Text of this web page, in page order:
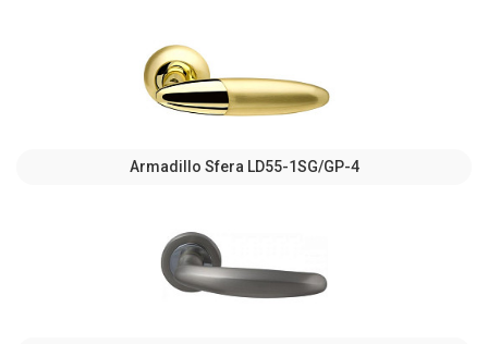
Armadillo Sfera LD55-1SG/GP-4